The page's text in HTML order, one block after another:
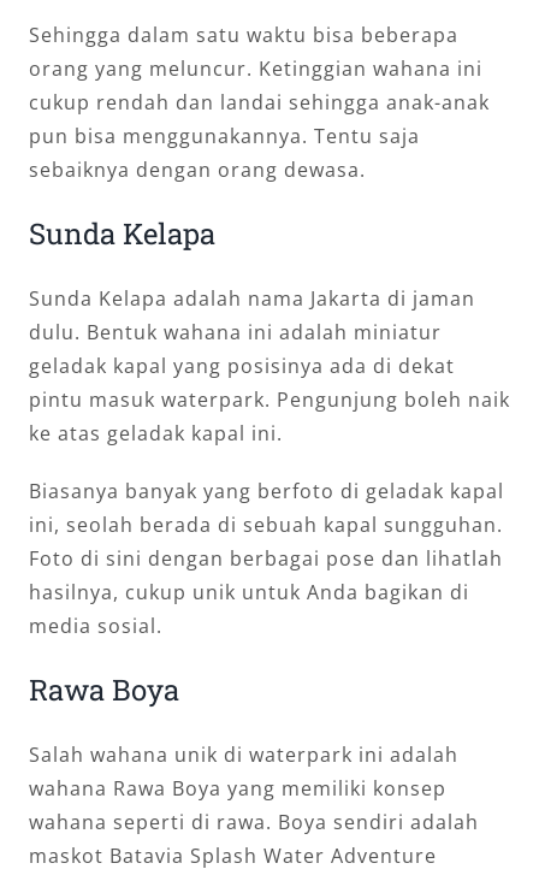
Sehingga dalam satu waktu bisa beberapa
orang yang meluncur. Ketinggian wahana ini
cukup rendah dan landai sehingga anak-anak
pun bisa menggunakannya. Tentu saja
sebaiknya dengan orang dewasa.
Sunda Kelapa
Sunda Kelapa adalah nama Jakarta di jaman
dulu. Bentuk wahana ini adalah miniatur
geladak kapal yang posisinya ada di dekat
pintu masuk waterpark. Pengunjung boleh naik
ke atas geladak kapal ini.
Biasanya banyak yang berfoto di geladak kapal
ini, seolah berada di sebuah kapal sungguhan.
Foto di sini dengan berbagai pose dan lihatlah
hasilnya, cukup unik untuk Anda bagikan di
media sosial.
Rawa Boya
Salah wahana unik di waterpark ini adalah
wahana Rawa Boya yang memiliki konsep
wahana seperti di rawa. Boya sendiri adalah
maskot Batavia Splash Water Adventure